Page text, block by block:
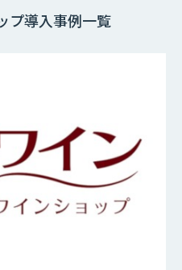
プ導入事例一覧